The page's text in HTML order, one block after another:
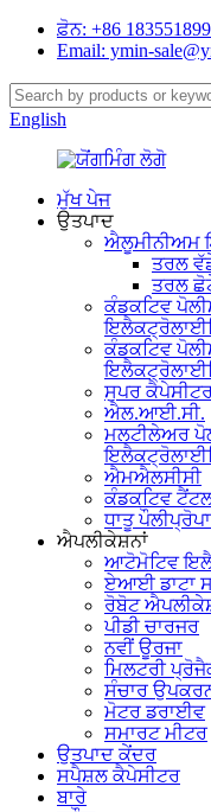
ਫ਼ੋਨ: +86
Email: ymin-
English
ਮੁੱਖ ਪੇਜ
ਉਤਪਾਦ
ਐਲੂਮੀਨੀਅਮ
ਤਰਲ
ਤਰਲ
ਕੰਡਕਟਿਵ
ਕੰਡਕਟਿਵ
ਸੁਪਰ
ਐਲ.ਆਈ.ਸੀ.
ਮਲਟੀਲੇਅਰ
ਐਮਐਲਸੀਸੀ
ਕੰਡਕਟਿਵ
ਧਾਤੂ
ਐਪਲੀਕੇਸ਼ਨਾਂ
ਆਟੋਮੋਟਿਵ
ਏਆਈ ਡਾਟਾ
ਰੋਬੋਟ
ਪੀਡੀ ਚਾਰਜਰ
ਨਵੀਂ ਊਰਜਾ
ਮਿਲਟਰੀ
ਸੰਚਾਰ
ਮੋਟਰ ਡਰਾਈਵ
ਸਮਾਰਟ ਮੀਟਰ
ਉਤਪਾਦ ਕੇਂਦਰ
ਸਪੈਸ਼ਲ ਕੈਪੇਸੀਟਰ
ਬਾਰੇ